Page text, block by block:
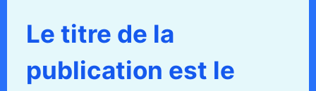
Le titre de la
publication est le